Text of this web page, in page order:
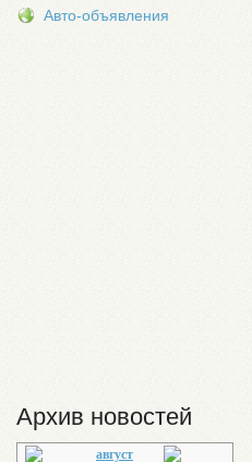
Авто-объявления
Архив новостей
август